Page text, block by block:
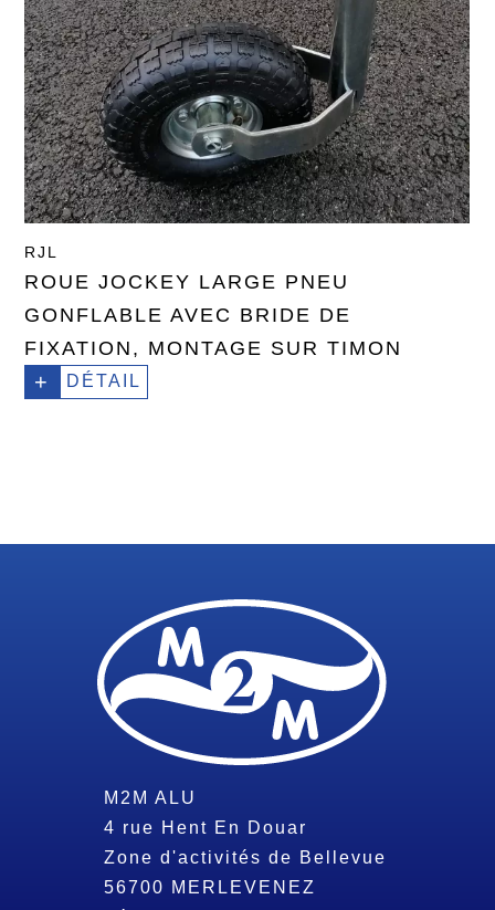
RJL
ROUE JOCKEY LARGE PNEU
GONFLABLE AVEC BRIDE DE
FIXATION, MONTAGE SUR TIMON
+ DÉTAIL
M2M ALU
4 rue Hent En Douar
Zone d'activités de Bellevue
56700 MERLEVENEZ